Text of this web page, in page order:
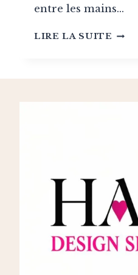
entre les mains…
LIRE LA SUITE PARIS